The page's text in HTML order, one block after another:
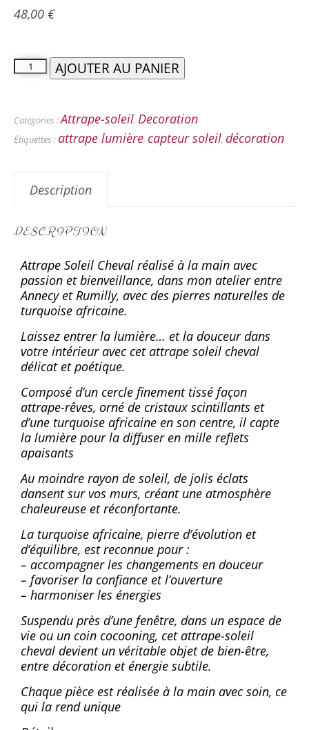
48,00 €
AJOUTER AU PANIER
Catégories :Attrape-soleil, Decoration
Étiquettes : attrape lumière, capteur soleil, décoration
Description
DESCRIPTION
Attrape Soleil Cheval réalisé à la main avec
passion et bienveillance, dans mon atelier entre
Annecy et Rumilly, avec des pierres naturelles de
turquoise africaine.
Laissez entrer la lumière… et la douceur dans
votre intérieur avec cet attrape soleil cheval
délicat et poétique.
Composé d’un cercle finement tissé façon
attrape-rêves, orné de cristaux scintillants et
d’une turquoise africaine en son centre, il capte
la lumière pour la diffuser en mille reflets
apaisants
Au moindre rayon de soleil, de jolis éclats
dansent sur vos murs, créant une atmosphère
chaleureuse et réconfortante.
La turquoise africaine, pierre d’évolution et
d’équilibre, est reconnue pour :
– accompagner les changements en douceur
– favoriser la confiance et l’ouverture
– harmoniser les énergies
Suspendu près d’une fenêtre, dans un espace de
vie ou un coin cocooning, cet attrape-soleil
cheval devient un véritable objet de bien-être,
entre décoration et énergie subtile.
Chaque pièce est réalisée à la main avec soin, ce
qui la rend unique